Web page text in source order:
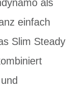
als
einfach
Slim Steady